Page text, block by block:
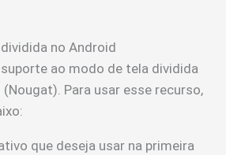
no Android
ao modo de tela dividida
Para usar esse recurso,
que deseja usar na primeira